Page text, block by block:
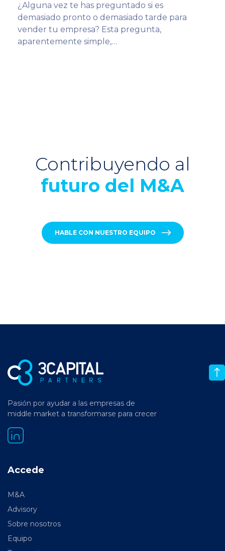
¿Alguna vez te has preguntado si es
demasiado pronto o demasiado tarde para
vender tu empresa? Esta pregunta,
aparentemente simple,…
Contribuyendo al
futuro del M&A
HABLE CON NUESTRO EQUIPO
Pasión por ayudar a las empresas de
middle market a transformarse para crecer
Accede
M&A
Advisory
Sobre nosotros
Equipo